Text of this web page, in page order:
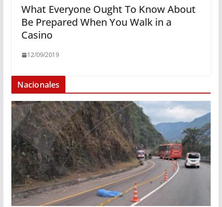
What Everyone Ought To Know About
Be Prepared When You Walk in a
Casino
12/09/2019
Nacionales